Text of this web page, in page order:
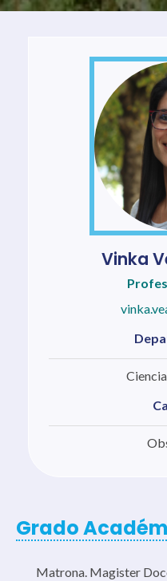
Vinka
Grado
Matrona. Magister